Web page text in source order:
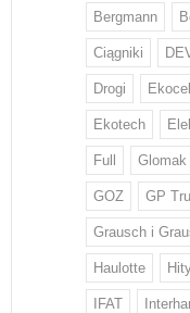
Bergmann
Ciągniki
Drogi Ekocel
Ekotech
Full Glomak
GOZ GP
Grausch i
Haulotte
IFAT